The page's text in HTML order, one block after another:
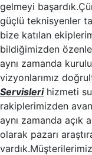
gelmeyi
güçlü teknisyenler
bize katılan
bildiğimizden
aynı zamanda
vizyonlarımız
Servislerihizmeti
rakiplerimizden
aynı zamanda açık
olarak pazarı